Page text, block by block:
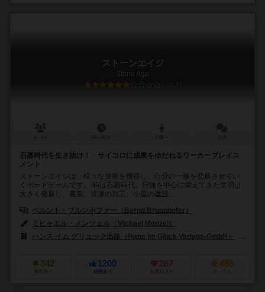
ストーンエイジ
Stone Age
6.7
石器時代を生き抜け！ サイコロに成果をゆだねるワーカープレイス
メント
ストーンエイジは、様々な技術を獲得し、自分の一族を発展させてい
くボードゲームです。 時は石器時代。狩猟を中心に栄えてきた文明は
大きく発展し、農業、資源の加工、小屋の建設...
ベルント・ブルンホファー（Bernd Brunnhofer）
ミヒャエル・メンツェル（Michael Menzel）
ハンス イム グリュック出版（Hans im Glück Verlags-GmbH）
342
興味あり
1200
経験あり
267
お気に入り
486
持ってる